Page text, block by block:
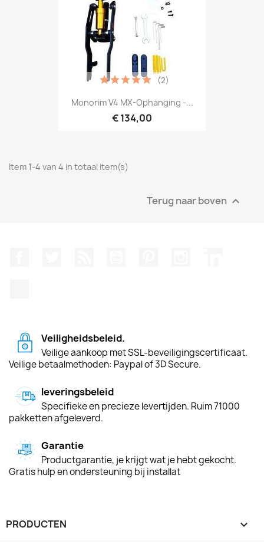
Monorim V4 MX-Ophanging -...
€ 134,00
(2)
Item 1-4 van 4 in totaal item(s)
Terug naar boven 
Veiligheidsbeleid.
Veilige aankoop met SSL-beveiligingscertificaat.
Veilige betaalmethoden: Paypal of 3D Secure.
leveringsbeleid
Specifieke en precieze levertijden. Ruim 71000
pakketten afgeleverd.
Garantie
Productgarantie, je krijgt wat je hebt gekocht.
Gratis hulp en ondersteuning bij installat
PRODUCTEN 